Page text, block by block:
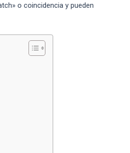
o coincidencia y pueden